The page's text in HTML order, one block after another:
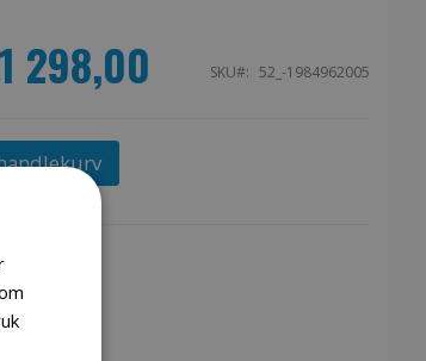
298,00 SKU 52_-1984962005